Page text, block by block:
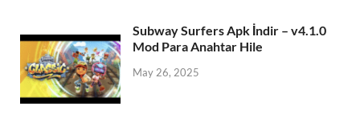
Subway Surfers Apk İndir – v4.1.0
Mod Para Anahtar Hile
May 26, 2025